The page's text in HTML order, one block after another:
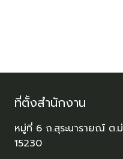
ที่ตั้งสำนักงาน
หมู่ที่ 6 ถ.สุระนารายณ์ ต.
15230